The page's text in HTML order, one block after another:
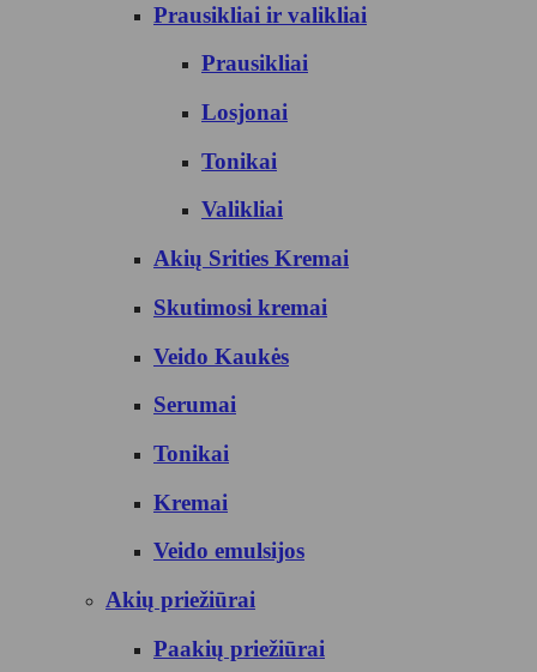
Prausikliai ir valikliai
Prausikliai
Losjonai
Tonikai
Valikliai
Akių Srities Kremai
Skutimosi kremai
Veido Kaukės
Serumai
Tonikai
Kremai
Veido emulsijos
Akių priežiūrai
Paakių priežiūrai